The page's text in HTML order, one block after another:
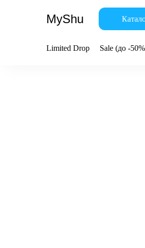
MyShu
Limited Drop Sale (до -